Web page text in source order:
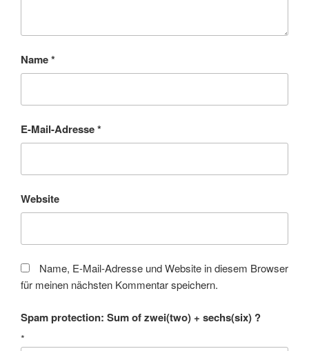
Name*
E-Mail-Adresse*
Website
Name, E-Mail-Adresse und Website in diesem Browser
für meinen nächsten Kommentar speichern.
Spam protection: Sum of zwei(two) + sechs(six) ?
*